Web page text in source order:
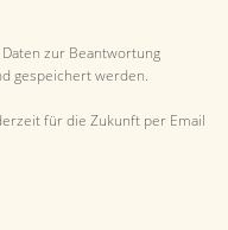
zur Beantwortung
gespeichert werden.
für die Zukunft per Email